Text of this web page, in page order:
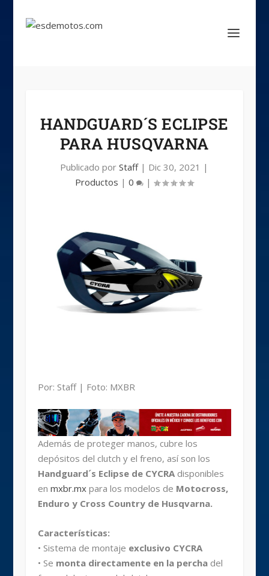
HANDGUARD´S ECLIPSE
PARA HUSQVARNA
Publicado porStaff| Dic 30, 2021 |
Productos |0 |
Por: Staff | Foto: MXBR
Además de proteger manos, cubre los
depósitos del clutch y el freno, así son los
Handguard´s Eclipse de CYCRAdisponibles
en mxbr.mxpara los modelos de Motocross,
Enduro y Cross Country de Husqvarna.
Características:
• Sistema de montaje exclusivo CYCRA
• Se monta directamente en la percha del